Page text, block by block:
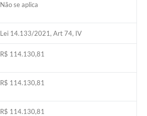
Não se aplica
Lei 14.133/2021, Art 74, IV
R$ 114.130,81
R$ 114.130,81
R$ 114.130,81